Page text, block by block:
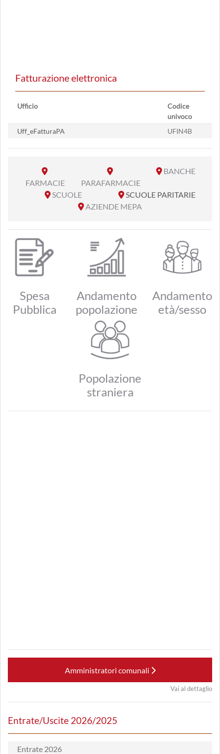
Fatturazione elettronica
Ufficio
Codice
univoco
Uff_eFatturaPA
UFIN4B
FARMACIE PARAFARMACIE
BANCHE
SCUOLE
SCUOLE PARITARIE
AZIENDE MEPA
Spesa
Pubblica
Andamento
popolazione
Andamento
età/sesso
Popolazione
straniera
Amministratori comunali
Vai al dettaglio
Entrate/Uscite 2026/2025
Entrate 2026